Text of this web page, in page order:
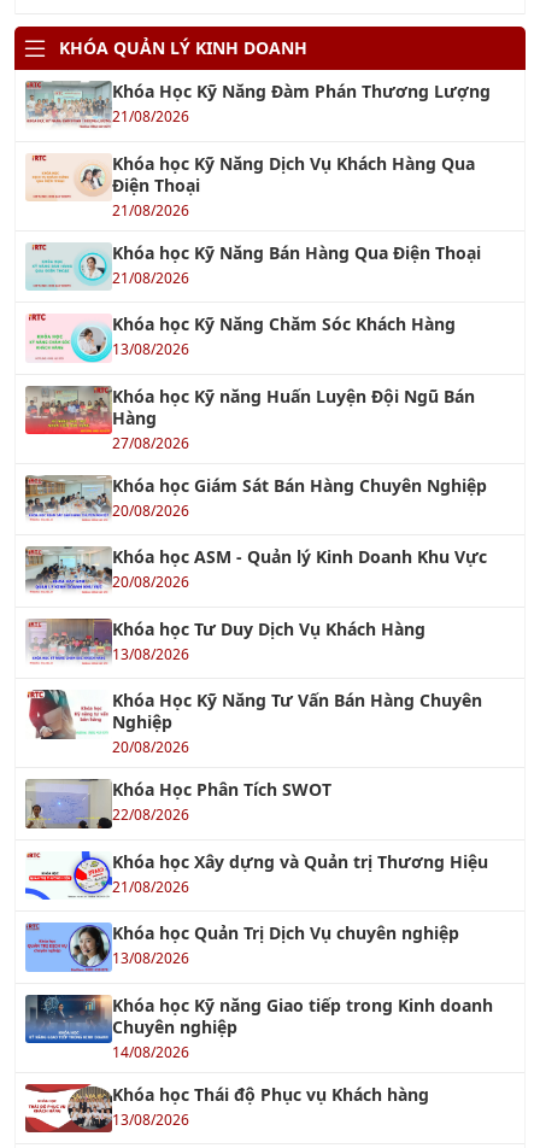
Khóa Học Kỹ Năng Đàm Phán Thương Lượng
21/08/2026
Điện Thoại
21/08/2026
Khóa học Kỹ Năng Bán Hàng Qua Điện Thoại
21/08/2026
13/08/2026
Hàng
27/08/2026
Khóa học Giám Sát Bán Hàng Chuyên Nghiệp
20/08/2026
20/08/2026
13/08/2026
Nghiệp
20/08/2026
Khóa Học Phân Tích SWOT
22/08/2026
21/08/2026
13/08/2026
Chuyên nghiệp
14/08/2026
Khóa học Thái độ Phục vụ Khách hàng
13/08/2026